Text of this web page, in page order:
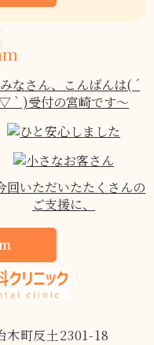
木町反土2301-18